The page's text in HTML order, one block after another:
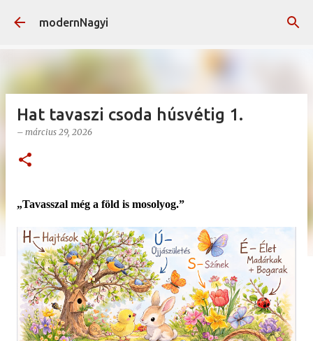
Ugrás a fő tartalomra
modernNagyi
Hat tavaszi csoda húsvétig 1.
– március 29, 2026
„Tavasszal még a föld is mosolyog.”